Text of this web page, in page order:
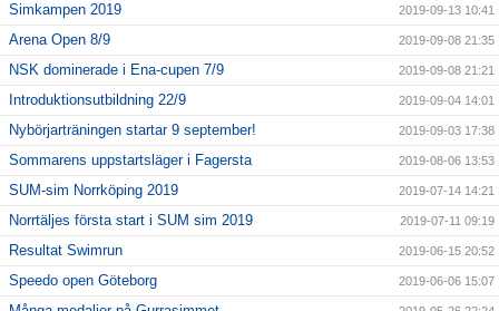
Simkampen 2019 2019-09-13 10:41
Arena Open 8/9 2019-09-08 21:35
NSK dominerade i Ena-cupen 7/9 2019-09-08 21:21
Introduktionsutbildning 22/9 2019-09-04 14:01
Nybörjarträningen startar 9 september! 2019-09-03 17:38
Sommarens uppstartsläger i Fagersta 2019-08-06 13:53
SUM-sim Norrköping 2019 2019-07-14 14:21
Norrtäljes första start i SUM sim 2019 2019-07-11 09:19
Resultat Swimrun 2019-06-15 20:52
Speedo open Göteborg 2019-06-06 15:07